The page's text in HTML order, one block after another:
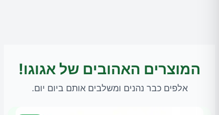
המוצרים האהובים של אגוגו!
אלפים כבר נהנים ומשלבים אותם ביום יום.